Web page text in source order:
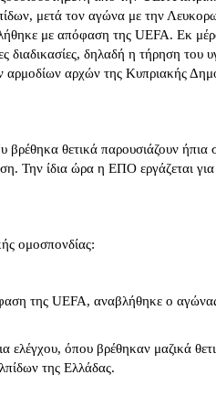
μετά τον αγώνα με την
με απόφαση της UEFA. Εκ
διαδικασίες, δηλαδή η τήρηση του
αρχών της Κυπριακής
θετικά παρουσιάζουν ήπια
Την ίδια ώρα η ΕΠΟ εργάζεται
ομοσπονδίας:
της UEFA, αναβλήθηκε ο
ελέγχου, όπου βρέθηκαν μαζικά
της Ελλάδας.